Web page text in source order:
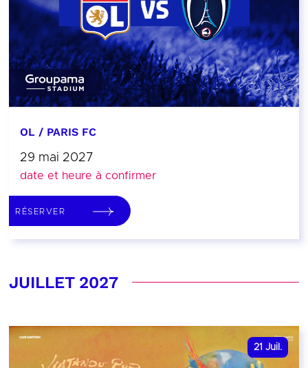
OL / PARIS FC
29 mai 2027
date et heure à confirmer
RÉSERVER
JUILLET 2027
21 Juil.